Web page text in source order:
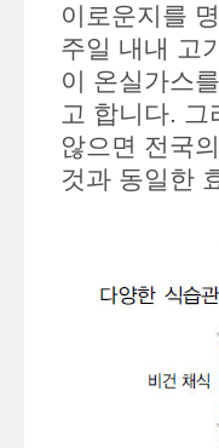
이로운지를
주일 내내 고
이 온실가스
고 합니다.
않으면 전국
것과 동일한